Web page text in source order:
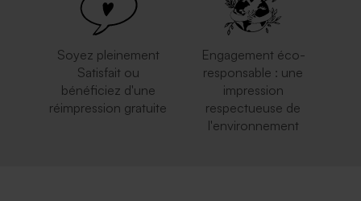
Soyez pleinement
Satisfait ou
bénéficiez d'une
réimpression gratuite
Engagement éco-
responsable : une
impression
respectueuse de
l'environnement